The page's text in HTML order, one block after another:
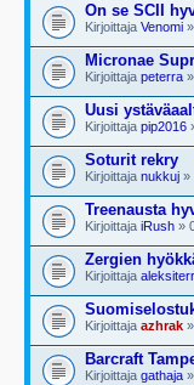
On se SCII
Kirjoittaja Venomi
Micronae
Kirjoittaja peterra
Uusi
Kirjoittaja pip2016
Soturit rekry
Kirjoittaja nukkuj »
Treenausta
Kirjoittaja iRush »
Zergien
Kirjoittaja
Kirjoittaja azhrak
Barcraft
Kirjoittaja gathaja